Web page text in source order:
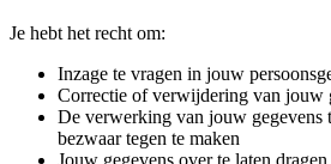
Je hebt het recht om:
Inzage te vragen in jouw
Correctie of verwijdering van jouw
De verwerking van jouw gegevens
bezwaar tegen te maken